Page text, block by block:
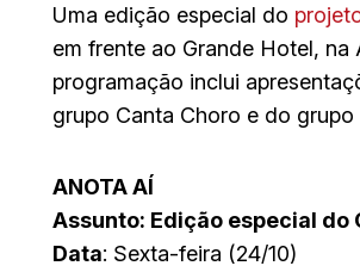
Uma edição especial do
em frente ao Grande Hotel,
programação inclui
grupo Canta Choro e do
ANOTA AÍ
Assunto: Edição especial do
Data: Sexta-feira (24/10)